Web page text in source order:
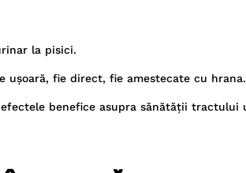
la pisici.
fie direct, fie amestecate cu hrana.
benefice asupra sănătății tractului